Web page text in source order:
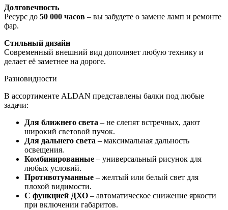
Долговечность
Ресурс до 50 000 часов – вы забудете о замене ламп и ремонте
фар.
Стильный дизайн
Современный внешний вид дополняет любую технику и
делает её заметнее на дороге.
Разновидности
В ассортименте ALDAN представлены балки под любые
задачи:
Для ближнего света – не слепят встречных, дают
широкий световой пучок.
Для дальнего света – максимальная дальность
освещения.
Комбинированные – универсальный рисунок для
любых условий.
Противотуманные – желтый или белый свет для
плохой видимости.
С функцией ДХО – автоматическое снижение яркости
при включении габаритов.